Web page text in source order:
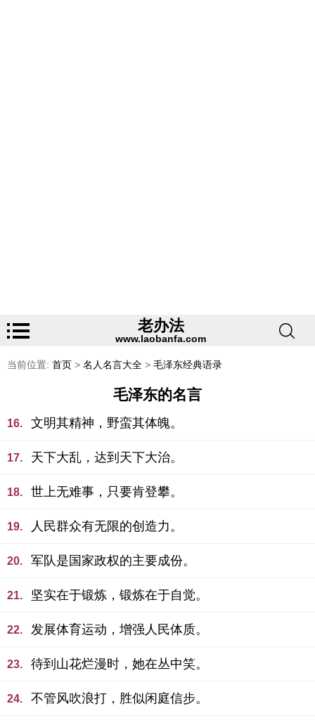
老办法
www.laobanfa.com
当前位置: 首页 > 名人名言大全 > 毛泽东经典语录
毛泽东的名言
16. 文明其精神，野蛮其体魄。
17. 天下大乱，达到天下大治。
18. 世上无难事，只要肯登攀。
19. 人民群众有无限的创造力。
20. 军队是国家政权的主要成份。
21. 坚实在于锻炼，锻炼在于自觉。
22. 发展体育运动，增强人民体质。
23. 待到山花烂漫时，她在丛中笑。
24. 不管风吹浪打，胜似闲庭信步。